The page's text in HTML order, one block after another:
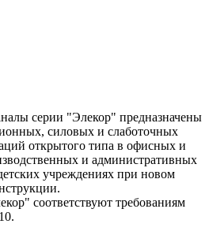
серии "Элекор" предназначены
силовых и слаботочных
открытого типа в офисных и
и административных
учреждениях при новом
соответствуют требованиям